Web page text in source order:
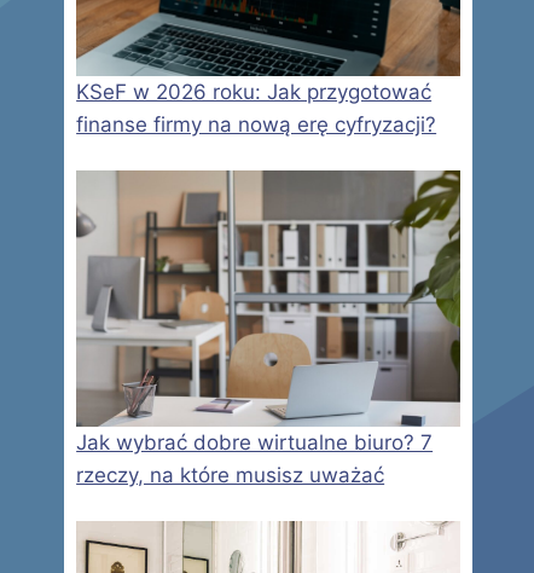
KSeF w 2026 roku: Jak przygotować
finanse firmy na nową erę cyfryzacji?
Jak wybrać dobre wirtualne biuro? 7
rzeczy, na które musisz uważać